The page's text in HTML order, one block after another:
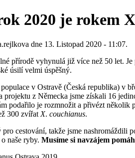
2020 je rokem
dne 13. Listopad 2020 - 11:07.
přírodě vyhynulá již více než 50 let.
úsilí velmi úspěšný.
v Ostravě (Česká republika) v
projektu z Německa jsme získali 16
podařilo je rozmnožit a přivézt několik
300 zvířat X. couchianus.
cestování, takže jsme nashromáždili
naše ryby. Musíme si navzájem